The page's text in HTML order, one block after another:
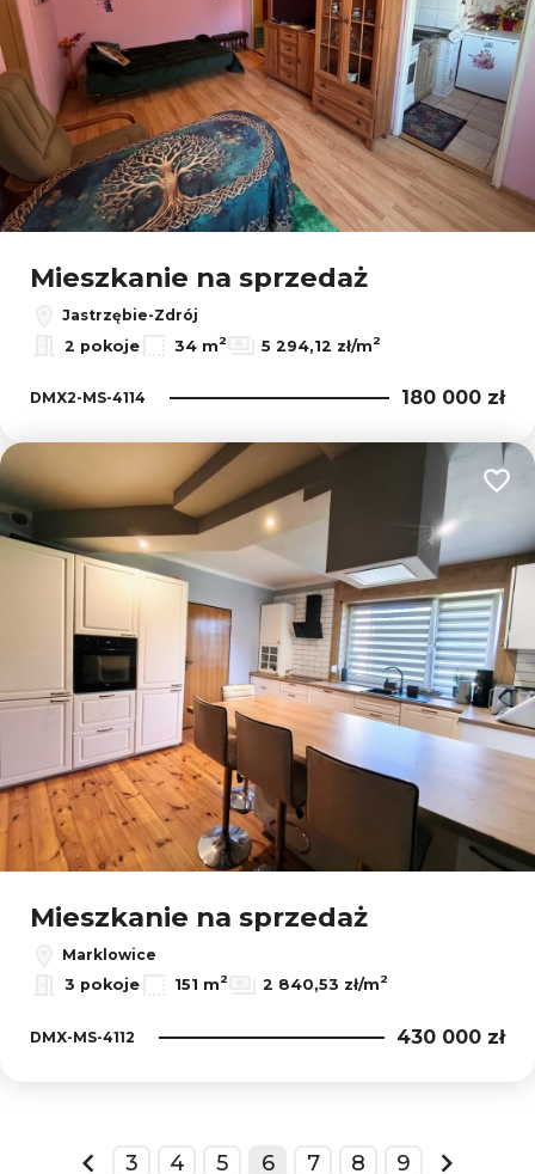
Mieszkanie na sprzedaż
Jastrzębie-Zdrój
2 pokoje
34 m2 5 294,12 zł/m2
DMX2-MS-4114 180 000 zł
Mieszkanie na sprzedaż
Marklowice
3 pokoje
151 m2 2 840,53 zł/m2
DMX-MS-4112 430 000 zł
3 4 5 6 7 8 9